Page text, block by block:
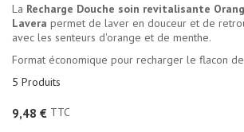
La Recharge Douche soin revitalisante
Lavera permet de laver en douceur et de
avec les senteurs d'orange et de menthe.
Format économique pour recharger le flacon
5 Produits
9,48 € TTC